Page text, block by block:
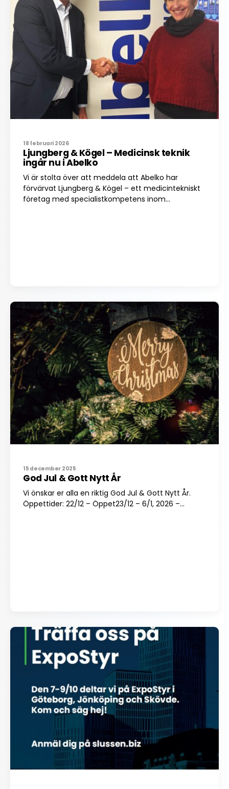
18 februari 2026
Ljungberg & Kögel – Medicinsk teknik
ingår nu i Abelko
Vi är stolta över att meddela att Abelko har
förvärvat Ljungberg & Kögel – ett medicintekniskt
företag med specialistkompetens inom...
15 december 2025
God Jul & Gott Nytt År
Vi önskar er alla en riktig God Jul & Gott Nytt År.
Öppettider: 22/12 – Öppet23/12 – 6/1, 2026 –...